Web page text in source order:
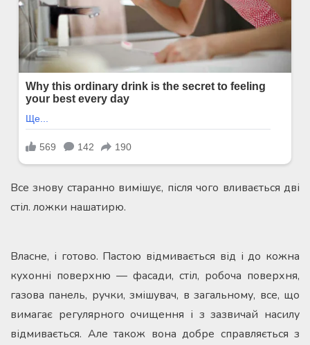
Все знову старанно вимішує, після чого вливається дві
стіл. ложки нашатирю.
Власне, і готово. Пастою відмивається від і до кожна
кухонні поверхню — фасади, стіл, робоча поверхня,
газова панель, ручки, змішувач, в загальному, все, що
вимагає регулярного очищення і з зазвичай насилу
відмивається. Але також вона добре справляється з